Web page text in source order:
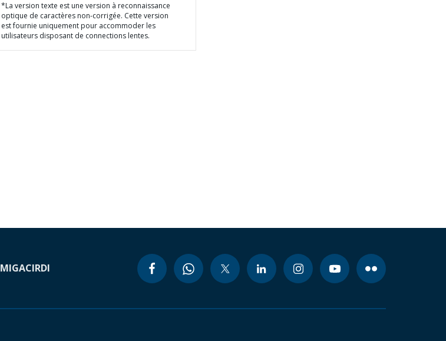
*La version texte est une version à reconnaissance
optique de caractères non-corrigée. Cette version
est fournie uniquement pour accommoder les
utilisateurs disposant de connections lentes.
MIGACIRDI